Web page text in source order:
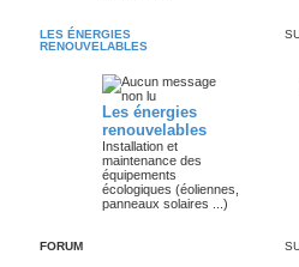
LES ÉNERGIES
RENOUVELABLES
Les énergies
renouvelables
Installation et
maintenance des
équipements
écologiques (éoliennes,
panneaux solaires ...)
FORUM